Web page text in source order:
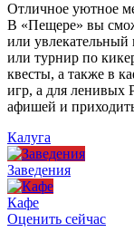
Отличное уютное
В «Пещере» вы
или увлекательный
или турнир по
квесты, а также в
игр, а для ленивых
афишей и
Калуга
Заведения
Кафе
Оценить сейчас